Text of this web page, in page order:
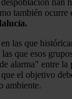
también ocurre
las que
que esos
alarma" entre la
el objetivo
ambiente.